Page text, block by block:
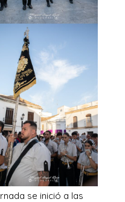
se inició a las